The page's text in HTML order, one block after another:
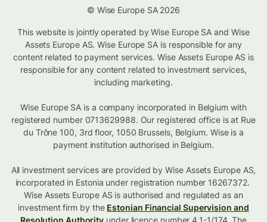
© Wise Europe SA 2026
This website is jointly operated by Wise Europe SA and Wise
Assets Europe AS. Wise Europe SA is responsible for any
content related to payment services. Wise Assets Europe AS is
responsible for any content related to investment services,
including marketing.
Wise Europe SA is a company incorporated in Belgium with
registered number 0713629988. Our registered office is at Rue
du Trône 100, 3rd floor, 1050 Brussels, Belgium. Wise is a
payment institution authorised in Belgium.
All investment services are provided by Wise Assets Europe AS,
incorporated in Estonia under registration number 16267372.
Wise Assets Europe AS is authorised and regulated as an
investment firm by the Estonian Financial Supervision and
Resolution Authority under licence number 4.1-1/174. The